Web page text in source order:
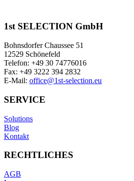
1st SELECTION GmbH
Bohnsdorfer Chaussee 51
12529 Schönefeld
Telefon: +49 30 74776016
Fax: +49 3222 394 2832
E-Mail: office@1st-selection.eu
SERVICE
Solutions
Blog
Kontakt
RECHTLICHES
AGB